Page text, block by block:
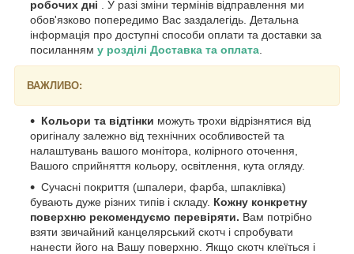
робочих дні . У разі зміни термінів відправлення ми
обов'язково попередимо Вас заздалегідь. Детальна
інформація про доступні способи оплати та доставки за
посиланням у розділі Доставка та оплата
ВАЖЛИВО:
Кольори та відтінки можуть трохи відрізнятися від
оригіналу залежно від технічних особливостей та
налаштувань вашого монітора, колірного оточення,
Вашого сприйняття кольору, освітлення, кута огляду.
Сучасні покриття (шпалери, фарба, шпаклівка)
бувають дуже різних типів і складу. Кожну конкретну
поверхню рекомендуємо перевіряти. Вам потрібно
взяти звичайний канцелярський скотч і спробувати
нанести його на Вашу поверхню. Якщо скотч клеїться і